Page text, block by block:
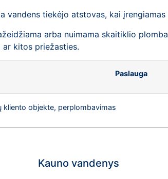
vandens tiekėjo atstovas, kai
arba nuimama skaitiklio
kitos priežasties.
Paslauga
kliento objekte, perplombavimas
Kauno vandenys